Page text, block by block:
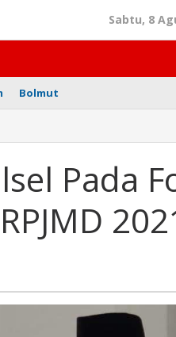
Sabtu, 8
Bolmut
Pada